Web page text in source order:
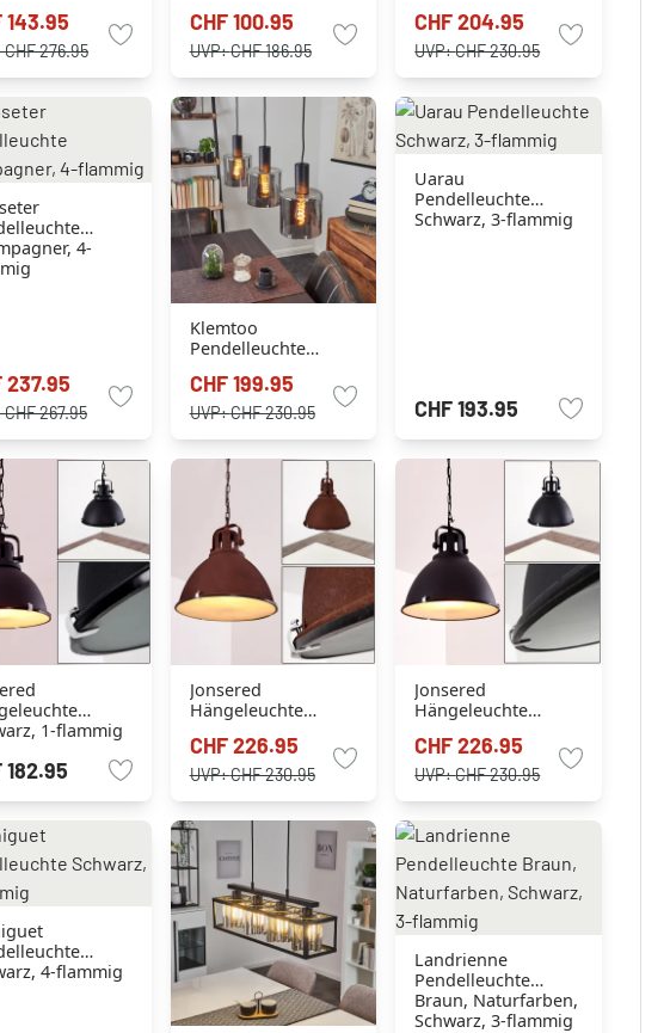
143.95
CHF 276.95
CHF 100.95
UVP:CHF 186.95
CHF 204.95
UVP:CHF 230.95
4-
237.95
CHF 267.95
Klemtoo
Pendelleuchte
CHF 199.95
UVP:CHF 230.95
Uarau
Pendelleuchte
Schwarz, 3-flammig
CHF 193.95
1-flammig
182.95
Jonsered
Hängeleuchte
flammig
CHF 226.95
UVP:CHF 230.95
Jonsered
Hängeleuchte
CHF 226.95
UVP:CHF 230.95
4-flammig
Landrienne
Pendelleuchte
Braun, Naturfarben,
Schwarz, 3-flammig